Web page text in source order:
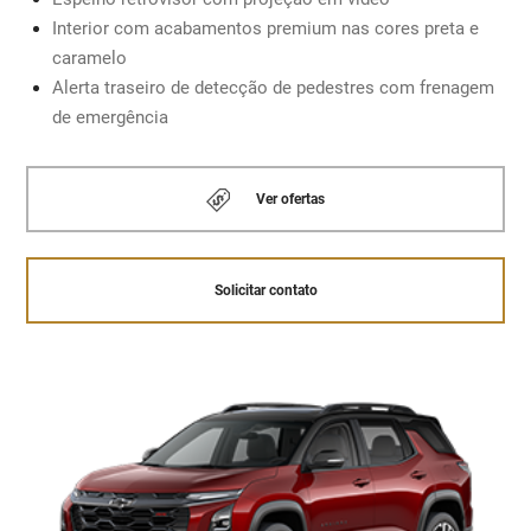
Chevrolet MyLink
central multimídia com tela de 11.3”sensível ao
MOTOR 1.5 TURBO COM INJEÇÃO DIRETA
Interior com acabamentos premium nas cores preta e
caramelo
Alerta traseiro de detecção de pedestres com frenagem
de emergência
Ver ofertas
Solicitar contato